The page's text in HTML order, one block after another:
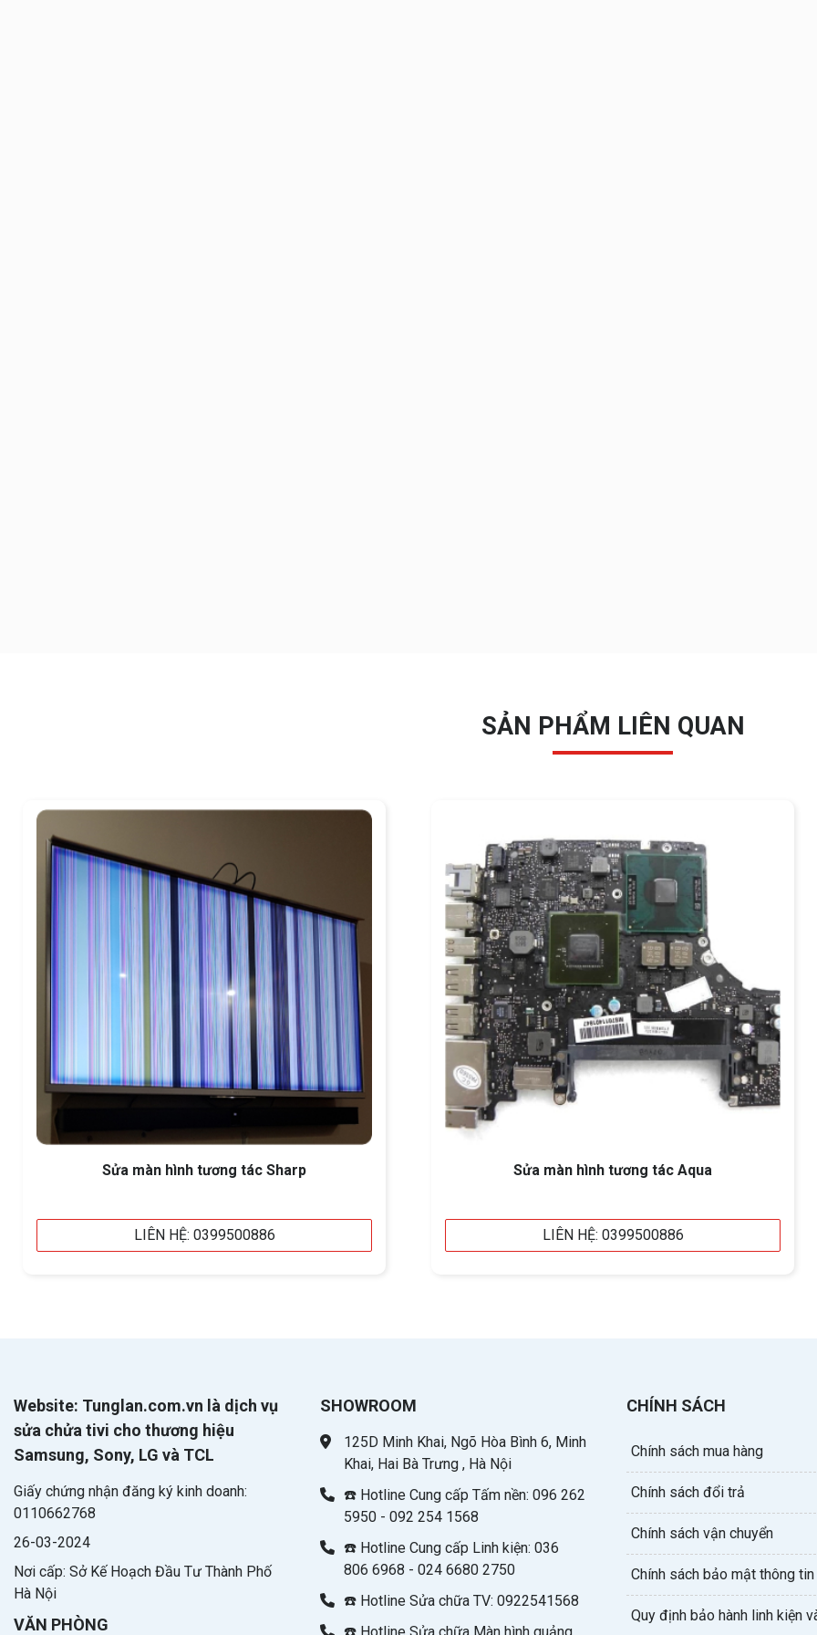
SẢN PHẨM LIÊN QUAN
Sửa màn hình tương tác Sharp
LIÊN HỆ: 0399500886
Sửa màn hình tương tác Aqua
LIÊN HỆ: 0399500886
Website: Tunglan.com.vn là dịch vụ
sửa chửa tivi cho thương hiệu
Samsung, Sony, LG và TCL
Giấy chứng nhận đăng ký kinh doanh:
0110662768
26-03-2024
Nơi cấp: Sở Kế Hoạch Đầu Tư Thành Phố
Hà Nội
VĂN PHÒNG
SHOWROOM
125D Minh Khai, Ngõ Hòa Bình 6, Minh
Khai, Hai Bà Trưng , Hà Nội
☎️ Hotline Cung cấp Tấm nền: 096 262
5950 - 092 254 1568
☎️ Hotline Cung cấp Linh kiện: 036
806 6968 - 024 6680 2750
☎️ Hotline Sửa chữa TV: 0922541568
CHÍNH SÁCH
Chính sách mua hàng
Chính sách đổi trả
Chính sách vận chuyển
Chính sách bảo mật thông tin
Quy định bảo hành linh kiện